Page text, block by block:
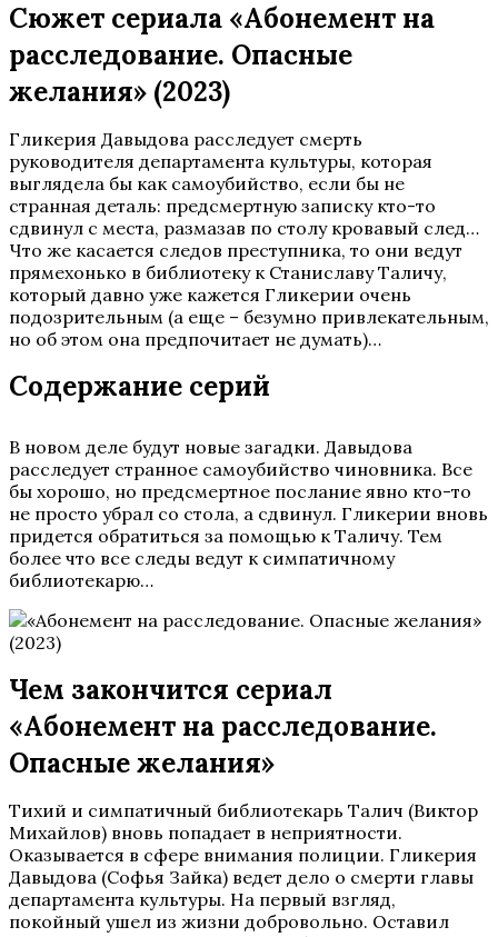
Сюжет сериала «Абонемент на
расследование. Опасные
желания» (2023)
Гликерия Давыдова расследует смерть
руководителя департамента культуры, которая
выглядела бы как самоубийство, если бы не
странная деталь: предсмертную записку кто-то
сдвинул с места, размазав по столу кровавый след…
Что же касается следов преступника, то они ведут
прямехонько в библиотеку к Станиславу Таличу,
который давно уже кажется Гликерии очень
подозрительным (а еще – безумно привлекательным,
но об этом она предпочитает не думать)…
Содержание серий
В новом деле будут новые загадки. Давыдова
расследует странное самоубийство чиновника. Все
бы хорошо, но предсмертное послание явно кто-то
не просто убрал со стола, а сдвинул. Гликерии вновь
придется обратиться за помощью к Таличу. Тем
более что все следы ведут к симпатичному
библиотекарю…
Чем закончится сериал
«Абонемент на расследование.
Опасные желания»
Тихий и симпатичный библиотекарь Талич (Виктор
Михайлов) вновь попадает в неприятности.
Оказывается в сфере внимания полиции. Гликерия
Давыдова (Софья Зайка) ведет дело о смерти главы
департамента культуры. На первый взгляд,
покойный ушел из жизни добровольно. Оставил